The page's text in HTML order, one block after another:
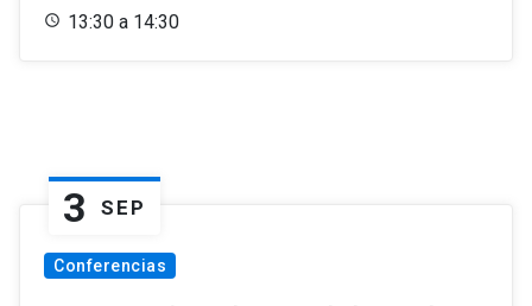
13:30 a 14:30
3 SEP
Conferencias